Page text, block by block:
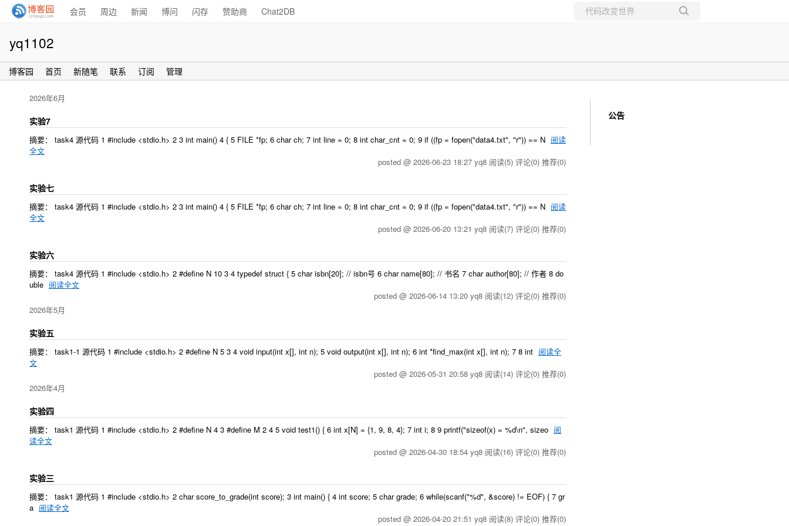
会员 周边 新闻 博问 闪存 赞助商 Chat2DB
yq1102
博客园 首页 新随笔 联系 订阅 管理
2026年6月
实验7
摘要： task4 源代码 1 #include <stdio.h> 2 3 int main() 4 { 5 FILE *fp; 6 char ch; 7 int line = 0; 8 int char_cnt = 0; 9 if ((fp = fopen("data4.txt", "r")) == N 阅读
全文
posted @ 2026-06-23 18:27 yq8 阅读(5) 评论(0) 推荐(0)
实验七
摘要： task4 源代码 1 #include <stdio.h> 2 3 int main() 4 { 5 FILE *fp; 6 char ch; 7 int line = 0; 8 int char_cnt = 0; 9 if ((fp = fopen("data4.txt", "r")) == N 阅读
全文
posted @ 2026-06-20 13:21 yq8 阅读(7) 评论(0) 推荐(0)
实验六
摘要： task4 源代码 1 #include <stdio.h> 2 #define N 10 3 4 typedef struct { 5 char isbn[20]; // isbn号 6 char name[80]; // 书名 7 char author[80]; // 作者 8 do
uble 阅读全文
posted @ 2026-06-14 13:20 yq8 阅读(12) 评论(0) 推荐(0)
2026年5月
实验五
摘要： task1-1 源代码 1 #include <stdio.h> 2 #define N 5 3 4 void input(int x[], int n); 5 void output(int x[], int n); 6 int *find_max(int x[], int n); 7 8 int 阅读全
文
posted @ 2026-05-31 20:58 yq8 阅读(14) 评论(0) 推荐(0)
2026年4月
实验四
摘要： task1 源代码 1 #include <stdio.h> 2 #define N 4 3 #define M 2 4 5 void test1() { 6 int x[N] = {1, 9, 8, 4}; 7 int i; 8 9 printf("sizeof(x) = %d\n", sizeo 阅
读全文
posted @ 2026-04-30 18:54 yq8 阅读(16) 评论(0) 推荐(0)
实验三
摘要： task1 源代码 1 #include <stdio.h> 2 char score_to_grade(int score); 3 int main() { 4 int score; 5 char grade; 6 while(scanf("%d", &score) != EOF) { 7 gr
a 阅读全文
posted @ 2026-04-20 21:51 yq8 阅读(8) 评论(0) 推荐(0)
公告